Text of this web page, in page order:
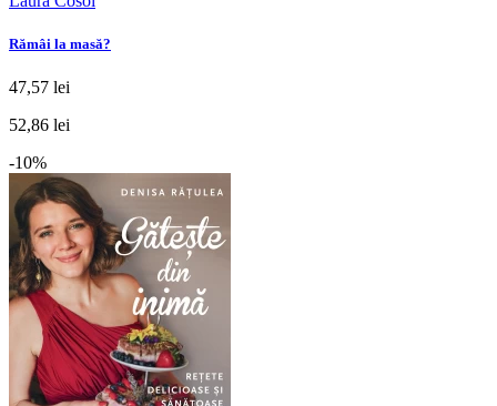
Rămâi la masă?
47,57 lei
52,86 lei
-10%